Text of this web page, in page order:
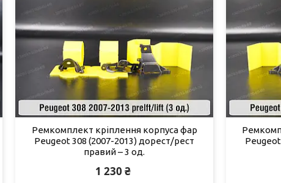
Ремкомплект кріплення корпуса фар
Peugeot 308 (2007-2013) дорест/рест
правий – 3 од.
1 230 ₴